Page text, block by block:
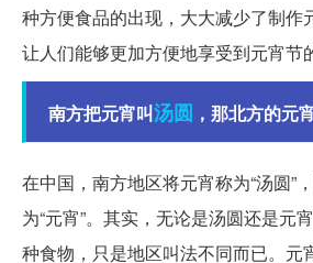
种方便食品的出现，大大减少了制作
让人们能够更加方便地享受到元宵节
南方把元宵叫汤圆 ，那北方的元
在中国，南方地区将元宵称为“汤圆”
为“元宵”。其实，无论是汤圆还是元
种食物，只是地区叫法不同而已。元